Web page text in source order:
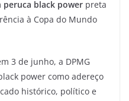
peruca black power preta
à Copa do Mundo
3 de junho, a DPMG
power como adereço
histórico, político e